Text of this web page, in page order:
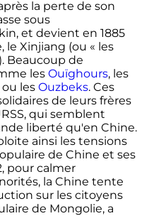
la perte de son
sous
et devient en 1885
le Xinjiang (ou « les
Beaucoup de
les Ouïghours, les
ou les Ouzbeks. Ces
de leurs frères
qui semblent
liberté qu'en Chine.
ainsi les tensions
de Chine et ses
, pour calmer
la Chine tente
sur les citoyens
de Mongolie, a